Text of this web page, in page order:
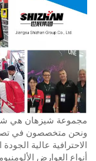
مجموعة شيزهان هي
ونحن متخصصون في
الاحترافية عالية
أنواع العوارض